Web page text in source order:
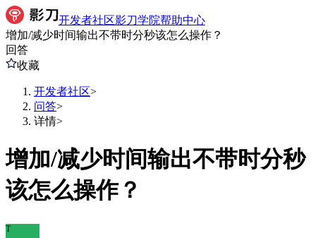
开发者社区影刀学院帮助中心
增加/减少时间输出不带时分秒该怎么操作？
回答
收藏
开发者社区>
问答>
详情>
增加/减少时间输出不带时分秒
该怎么操作？
T